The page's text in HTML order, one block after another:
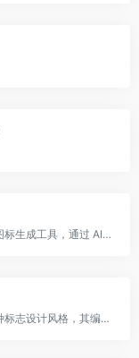
Appicons.ai 是一款基于人工智能的应用图标生成工具，通过 AI 算法和提示优化，用户只需输入需求，就能生成多个高质量图标。支持 iOS、Android 和桌面应用。
基于 AI 的 标志设计工具，支持成千上万种标志设计风格，其编辑器允许用户在产生设计后调整细节，改色、改字体、改布局，直到符合品牌调性。